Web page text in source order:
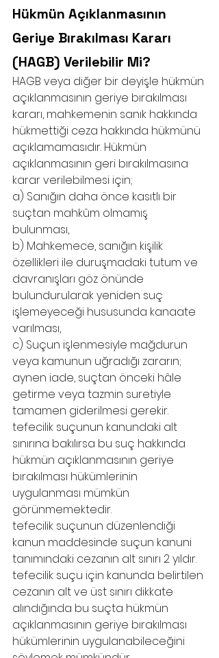
Hükmün Açıklanmasının
Geriye Bırakılması Kararı
(HAGB) Verilebilir Mi?
HAGB veya diğer bir deyişle hükmün
açıklanmasının geriye bırakılması
kararı, mahkemenin sanık hakkında
hükmettiği ceza hakkında hükmünü
açıklamamasıdır. Hükmün
açıklanmasının geri bırakılmasına
karar verilebilmesi için;
a) Sanığın daha önce kasıtlı bir
suçtan mahkûm olmamış
bulunması,
b) Mahkemece, sanığın kişilik
özellikleri ile duruşmadaki tutum ve
davranışları göz önünde
bulundurularak yeniden suç
işlemeyeceği hususunda kanaate
varılması,
c) Suçun işlenmesiyle mağdurun
veya kamunun uğradığı zararın;
aynen iade, suçtan önceki hâle
getirme veya tazmin suretiyle
tamamen giderilmesi gerekir.
tefecilik suçunun kanundaki alt
sınırına bakılırsa bu suç hakkında
hükmün açıklanmasının geriye
bırakılması hükümlerinin
uygulanması mümkün
görünmemektedir.
tefecilik suçunun düzenlendiği
kanun maddesinde suçun kanuni
tanımındaki cezanın alt sınırı 2 yıldır.
tefecilik suçu için kanunda belirtilen
cezanın alt ve üst sınırı dikkate
alındığında bu suçta hükmün
açıklanmasının geriye bırakılması
hükümlerinin uygulanabileceğini